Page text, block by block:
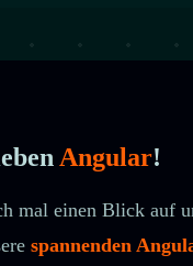
Angular!
mal einen Blick auf
spannenden